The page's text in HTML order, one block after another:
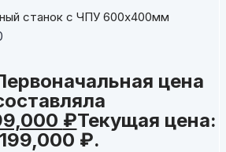
станок c ЧПУ 600х400мм
цена
₽Текущая цена:
199,000 ₽.